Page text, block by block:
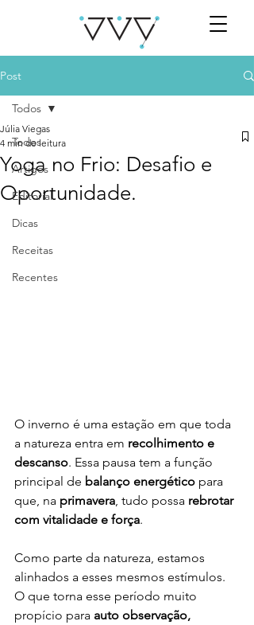
Post
Todos
Artigos
Editorial
Dicas
Receitas
Recentes
Todos
Yoga no Frio: Desafio e
Oportunidade.
Júlia Viegas
4 min de leitura
O inverno é uma estação em que toda
a natureza entra em recolhimento e
descanso. Essa pausa tem a função
principal de balanço energético para
que, na primavera, tudo possa rebrotar
com vitalidade e força.
Como parte da natureza, estamos
alinhados a esses mesmos estímulos.
O que torna esse período muito
propício para auto observação,